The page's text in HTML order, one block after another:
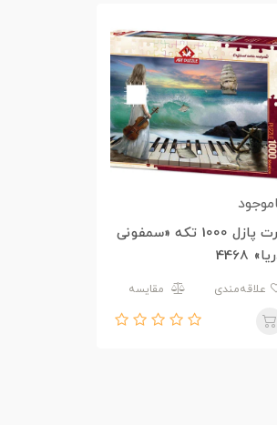
آرت پازل 1000 تکه «سمفونی
4468
مقایسه